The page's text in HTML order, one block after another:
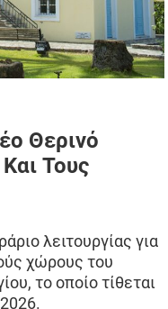
Θερινό
Τους
λειτουργίας για
χώρους του
το οποίο τίθεται